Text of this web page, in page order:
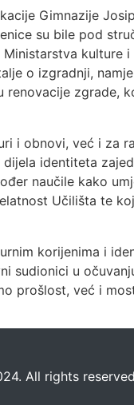
Gimnazije
su bile pod
kulture
o izgradnji,
zgrade,
i obnovi, već i za
identiteta
naučile kako
Učilišta te
korijenima i
sudionici u
prošlost, već i
All rights